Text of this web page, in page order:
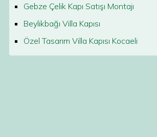
Gebze Çelik Kapı Satışı Montajı
Beylikbağı Villa Kapısı
Özel Tasarım Villa Kapısı Kocaeli